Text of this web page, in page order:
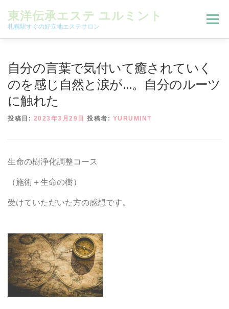
東洋伝承エステ ユルミント
札幌駅すぐの好立地エステサロン
メニュー
予約状況＆ブログ
自分の言葉で気付いて癒されていく
のを感じ自然と涙が…。自分のルーツ
に触れた
投稿日: 2023年3月29日 投稿者: YURUMINT
生命の樹浄化調整コース
（施術＋生命の樹）
受けていただいた方の感想です。